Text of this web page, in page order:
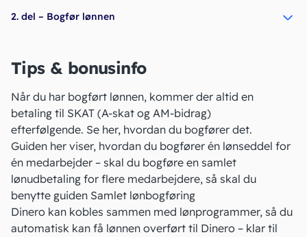
2. del – Bogfør lønnen
Tips & bonusinfo
Når du har bogført lønnen, kommer der altid en
betaling til SKAT (A-skat og AM-bidrag)
efterfølgende. Se her, hvordan du bogfører det.
Guiden her viser, hvordan du bogfører én lønseddel for
én medarbejder – skal du bogføre en samlet
lønudbetaling for flere medarbejdere, så skal du
benytte guiden Samlet lønbogføring
Dinero kan kobles sammen med lønprogrammer, så du
automatisk kan få lønnen overført til Dinero – klar til